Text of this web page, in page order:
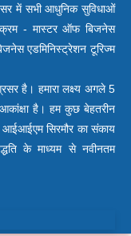
में सभी आधुनिक सुविधाओं
- मास्टर ऑफ बिजनेस
एडमिनिस्ट्रेशन टूरिज्म
है। हमारा लक्ष्य अगले 5
आकांक्षा है। हम कुछ बेहतरीन
आईआईएम सिरमौर का संकाय
के माध्यम से नवीनतम